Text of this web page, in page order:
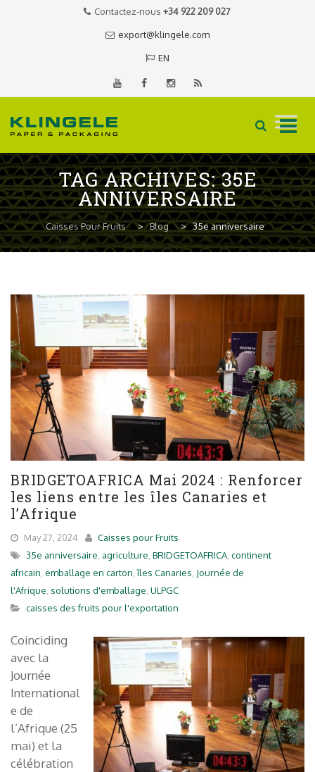
Contactez-nous +34 922 209 027
export@klingele.com
EN
Skip
to
content
TAG ARCHIVES:35E
ANNIVERSAIRE
Caisses Pour Fruits > Blog > 35e anniversaire
BRIDGETOAFRICA Mai 2024 : Renforcer
les liens entre les îles Canaries et
l’Afrique
May 27, 2024
Caisses pour Fruits
35e anniversaire agriculture BRIDGETOAFRICA continent
africain emballage en carton ,îles Canaries Journée de
l'Afrique solutions d'emballage ULPGC
caisses des fruits pour l'exportation
Coinciding
avec la
Journée
International
e de
l’Afrique (25
mai) et la
célébration